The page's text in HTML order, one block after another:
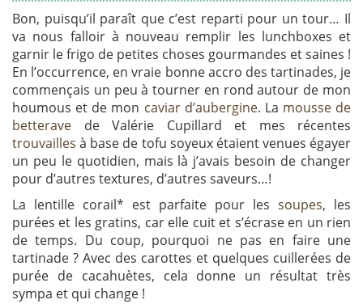
Bon, puisqu’il paraît que c’est reparti pour un tour… Il
va nous falloir à nouveau remplir les lunchboxes et
garnir le frigo de petites choses gourmandes et saines !
En l’occurrence, en vraie bonne accro des tartinades, je
commençais un peu à tourner en rond autour de mon
houmous et de mon caviar d’aubergine. La mousse de
betterave de Valérie Cupillard et mes récentes
trouvaillesà base de tofu soyeux étaient venues égayer
un peu le quotidien, mais là j’avais besoin de changer
pour d’autres textures, d’autres saveurs…!
La lentille corail* est parfaite pour les soupes, les
purées et les gratins, car elle cuit et s’écrase en un rien
de temps. Du coup, pourquoi ne pas en faire une
tartinade ? Avec des carottes et quelques cuillerées de
purée de cacahuètes, cela donne un résultat très
sympa et qui change !